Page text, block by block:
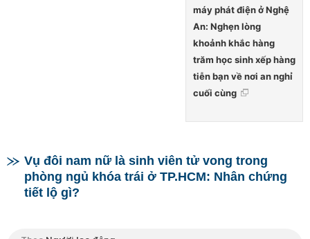
máy phát điện ở Nghệ
An: Nghẹn lòng
khoảnh khắc hàng
trăm học sinh xếp hàng
tiễn bạn về nơi an nghỉ
cuối cùng
Vụ đôi nam nữ là sinh viên tử vong trong
phòng ngủ khóa trái ở TP.HCM: Nhân chứng
tiết lộ gì?